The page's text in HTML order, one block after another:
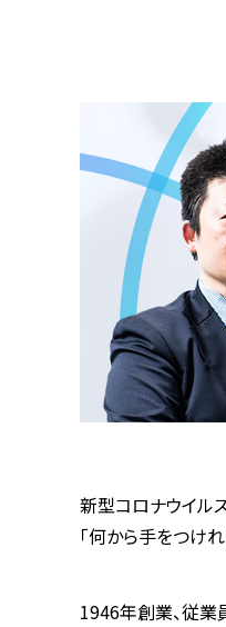
新型コロナウイル
「何から手をつけ
1946年創業、従業